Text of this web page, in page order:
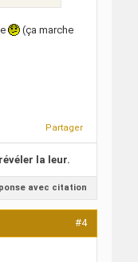
(ça marche
Partager
la leur.
avec citation
#4